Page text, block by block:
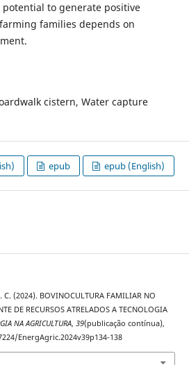
to generate positive
families depends on
cistern, Water capture
epub epub (English)
(2024). BOVINOCULTURA FAMILIAR NO
DE RECURSOS ATRELADOS A TECNOLOGIA
NA AGRICULTURA, 39(publicação contínua),
EnergAgric.2024v39p134-138